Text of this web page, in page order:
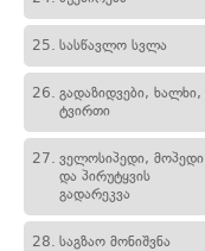
25. სასწავლო სვლა
26. გადაზიდვები, ხალხი,
ტვირთი
27. ველოსიპედი, მოპედი
და პირუტყვის
გადარეკვა
28. საგზაო მონიშვნა